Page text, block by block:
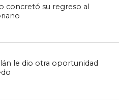
concretó su regreso al
le dio otra oportunidad